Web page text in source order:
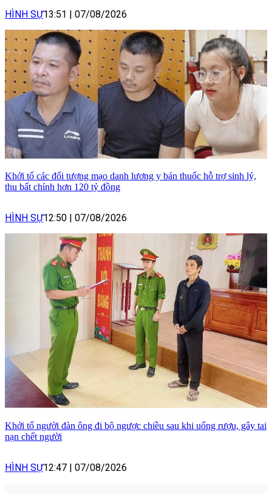
HÌNH SỰ13:51 | 07/08/2026
Khởi tố các đối tượng mạo danh lương y bán thuốc hỗ trợ sinh lý,
thu bất chính hơn 120 tỷ đồng
HÌNH SỰ12:50 07/08/2026
Khởi tố người đàn ông đi bộ ngược chiều sau khi uống rượu, gây tai
nạn chết người
HÌNH SỰ12:47 07/08/2026